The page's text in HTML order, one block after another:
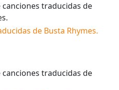
canciones traducidas de
.
de Busta Rhymes.
canciones traducidas de